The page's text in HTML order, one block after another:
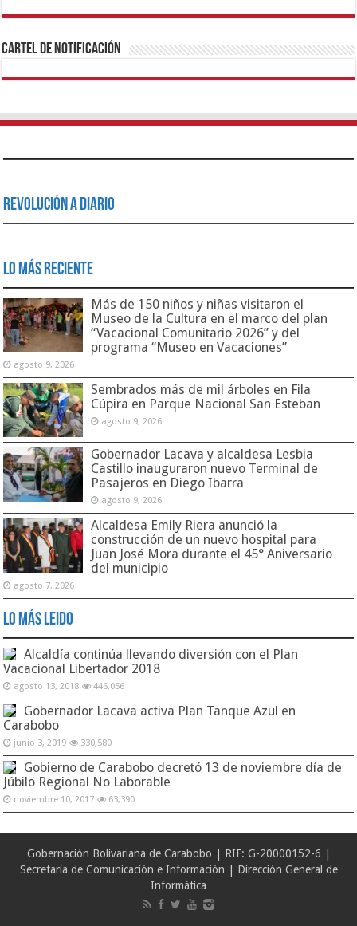
1xbetBetturkeyBetistKralbetSupertotobetTipobetMatadorbetMariobet
https://mvbcasino.com/
Cartel de Notificación
Revolución a Diario
Lo Más Reciente
Más de 150 niños y niñas visitaron el
Museo de la Cultura en el marco del plan
“Vacacional Comunitario 2026” y del
programa “Museo en Vacaciones”
agosto 9, 2026
Sembrados más de mil árboles en Fila
Cúpira en Parque Nacional San Esteban
agosto 9, 2026
Gobernador Lacava y alcaldesa Lesbia
Castillo inauguraron nuevo Terminal de
Pasajeros en Diego Ibarra
agosto 9, 2026
Alcaldesa Emily Riera anunció la
construcción de un nuevo hospital para
Juan José Mora durante el 45° Aniversario
del municipio
agosto 7, 2026
Lo Más Leido
Alcaldía continúa llevando diversión con el Plan
Vacacional Libertador 2018
agosto 13, 2018 446,056
Gobernador Lacava activa Plan Tanque Azul en
Carabobo
junio 3, 2019 330,580
Gobierno de Carabobo decretó 13 de noviembre día de
Júbilo Regional No Laborable
noviembre 10, 2017 63,390
Gobernación Bolivariana de Carabobo | RIF: G-20000152-6 |
Secretaría de Comunicación e Información | Dirección General de
Informática